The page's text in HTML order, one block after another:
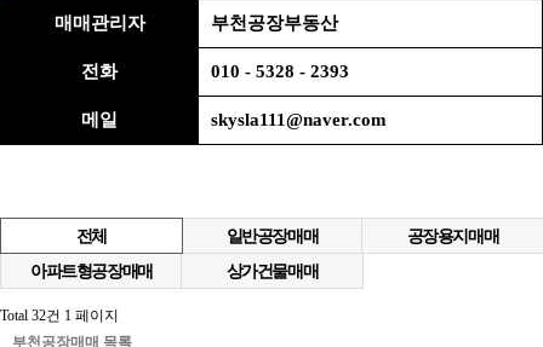
매매관리자 부천공장부동산
전화 010 - 5328 - 2393
메일 skysla111@naver.com
전체 일반공장매매
공장용지매매
아파트형공장매매
상가건물매매
Total 32건 1 페이지
부천공장매매 목록